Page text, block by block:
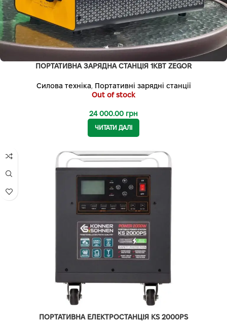
ПОРТАТИВНА ЗАРЯДНА СТАНЦІЯ 1КВТ ZEGOR
Силова техніка, Портативні зарядні станції
Out of stock
24 000.00 грн
ЧИТАТИ ДАЛІ
ПОРТАТИВНА ЕЛЕКТРОСТАНЦІЯ KS 2000PS